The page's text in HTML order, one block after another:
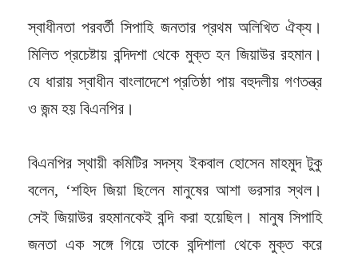
স্বাধীনতা পরবর্তী সিপাহি জনতার প্রথম অলিখিত ঐক্য।
মিলিত প্রচেষ্টায় বন্দিদশা থেকে মুক্ত হন জিয়াউর রহমান।
যে ধারায় স্বাধীন বাংলাদেশে প্রতিষ্ঠা পায় বহুদলীয় গণতন্ত্র
ও জন্ম হয় বিএনপির।
বিএনপির স্থায়ী কমিটির সদস্য ইকবাল হোসেন মাহমুদ টুকু
বলেন, ‘শহিদ জিয়া ছিলেন মানুষের আশা ভরসার স্থল।
সেই জিয়াউর রহমানকেই বন্দি করা হয়েছিল। মানুষ সিপাহি
জনতা এক সঙ্গে গিয়ে তাকে বন্দিশালা থেকে মুক্ত করে